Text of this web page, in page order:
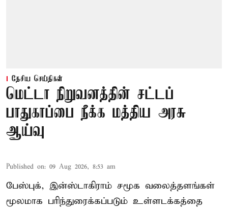
தேசிய செய்திகள்
மெட்டா நிறுவனத்தின் சட்டப்
பாதுகாப்பை நீக்க மத்திய அரசு
ஆய்வு
Published on: 09 Aug 2026, 8:53 am
பேஸ்புக், இன்ஸ்டாகிராம் சமூக வலைத்தளங்கள்
மூலமாக பரிந்துரைக்கப்படும் உள்ளடக்கத்தை